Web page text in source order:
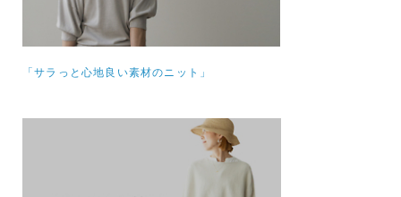
「サラっと心地良い素材のニット」